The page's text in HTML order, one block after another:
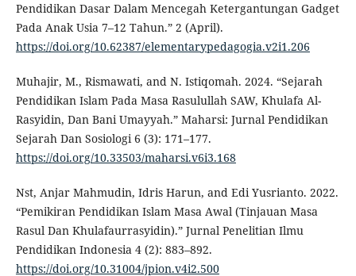
Pendidikan Dasar Dalam Mencegah Ketergantungan Gadget
Pada Anak Usia 7–12 Tahun.” 2 (April).
https://doi.org/10.62387/elementarypedagogia.v2i1.206
Muhajir, M., Rismawati, and N. Istiqomah. 2024. “Sejarah
Pendidikan Islam Pada Masa Rasulullah SAW, Khulafa Al-
Rasyidin, Dan Bani Umayyah.” Maharsi: Jurnal Pendidikan
Sejarah Dan Sosiologi 6 (3): 171–177.
https://doi.org/10.33503/maharsi.v6i3.168
Nst, Anjar Mahmudin, Idris Harun, and Edi Yusrianto. 2022.
“Pemikiran Pendidikan Islam Masa Awal (Tinjauan Masa
Rasul Dan Khulafaurrasyidin).” Jurnal Penelitian Ilmu
Pendidikan Indonesia 4 (2): 883–892.
https://doi.org/10.31004/jpion.v4i2.500